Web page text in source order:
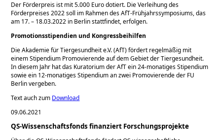
Der Förderpreis ist mit 5.000 Euro dotiert. Die Verleihung des
Förderpreises 2022 soll im Rahmen des AfT-Frühjahrssymposiums, das
am 17. – 18.03.2022 in Berlin stattfindet, erfolgen.
Promotionsstipendien und Kongressbeihilfen
Die Akademie für Tiergesundheit e.V. (AfT) fördert regelmäßig mit
einem Stipendium Promovierende auf dem Gebiet der Tiergesundheit.
In diesem Jahr hat das Kuratorium der AfT ein 24-monatiges Stipendium
sowie ein 12-monatiges Stipendium an zwei Promovierende der FU
Berlin vergeben.
Text auch zum Download
09.06.2021
QS-Wissenschaftsfonds finanziert Forschungsprojekte